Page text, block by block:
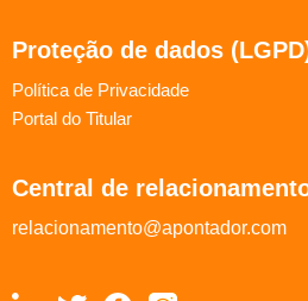
Proteção de dados
Política de Privacidade
Portal do Titular
Central de
relacionamento@apontador.com